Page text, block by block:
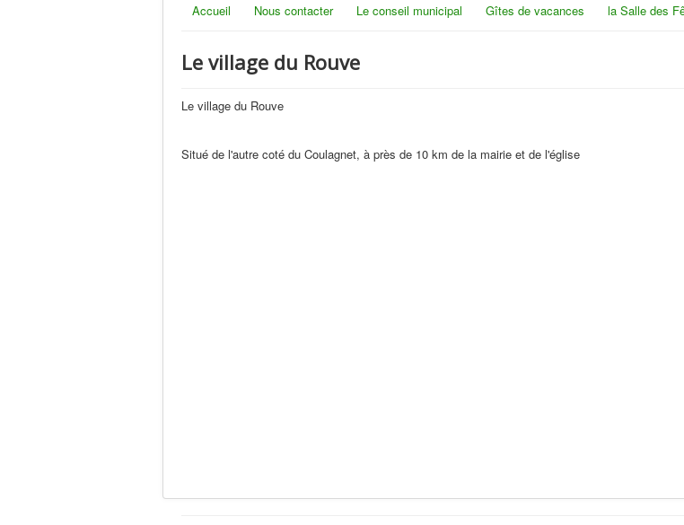
Accueil Nous contacter Le conseil municipal Gîtes de vacances la Salle des
Le village du Rouve
Le village du Rouve
Situé de l'autre coté du Coulagnet, à près de 10 km de la mairie et de l'église